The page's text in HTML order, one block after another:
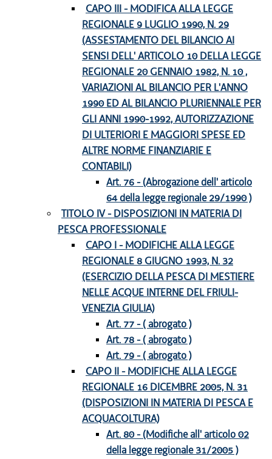
CAPO III - MODIFICA ALLA LEGGE
REGIONALE 9 LUGLIO 1990, N. 29
(ASSESTAMENTO DEL BILANCIO AI
SENSI DELL' ARTICOLO 10 DELLA LEGGE
REGIONALE 20 GENNAIO 1982, N. 10 ,
VARIAZIONI AL BILANCIO PER L'ANNO
1990 ED AL BILANCIO PLURIENNALE PER
GLI ANNI 1990-1992, AUTORIZZAZIONE
DI ULTERIORI E MAGGIORI SPESE ED
ALTRE NORME FINANZIARIE E
CONTABILI)
Art. 76 - (Abrogazione dell' articolo
64 della legge regionale 29/1990 )
TITOLO IV - DISPOSIZIONI IN MATERIA DI
PESCA PROFESSIONALE
CAPO I - MODIFICHE ALLA LEGGE
REGIONALE 8 GIUGNO 1993, N. 32
(ESERCIZIO DELLA PESCA DI MESTIERE
NELLE ACQUE INTERNE DEL FRIULI-
VENEZIA GIULIA)
Art. 77 - ( abrogato )
Art. 78 - ( abrogato )
Art. 79 - ( abrogato )
CAPO II - MODIFICHE ALLA LEGGE
REGIONALE 16 DICEMBRE 2005, N. 31
(DISPOSIZIONI IN MATERIA DI PESCA E
ACQUACOLTURA)
Art. 80 - (Modifiche all' articolo 02
della legge regionale 31/2005 )